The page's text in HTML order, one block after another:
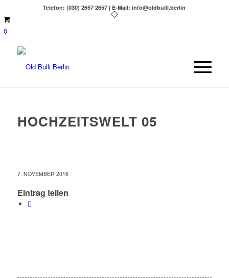
Telefon: (030) 2657 2657 | E-Mail: info@oldbulli.berlin
0
HOCHZEITSWELT 05
7. NOVEMBER 2016
Eintrag teilen